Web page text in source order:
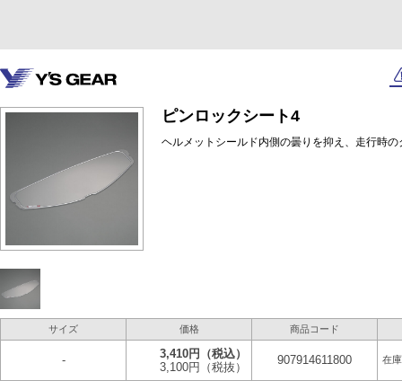
ピンロックシート4
ヘルメットシールド内側の曇りを抑え、走行時
サイズ 価格 商品コード
- 3,410円
（税込）
3,100円
（税抜）
907914611800 在